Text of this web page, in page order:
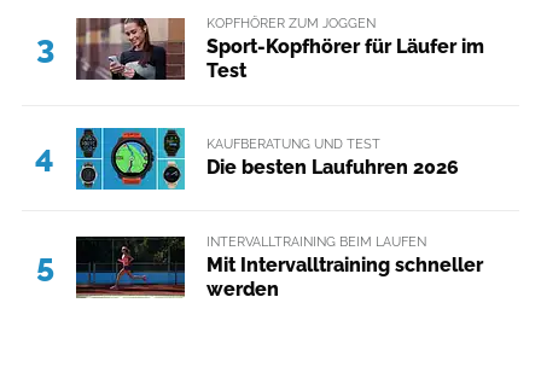
3
KOPFHÖRER ZUM JOGGEN
Sport-Kopfhörer für Läufer im
Test
4 KAUFBERATUNG UND TEST
Die besten Laufuhren 2026
5
INTERVALLTRAINING BEIM LAUFEN
Mit Intervalltraining schneller
werden